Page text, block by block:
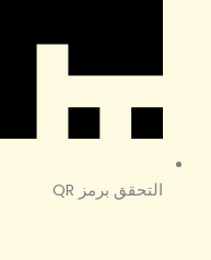
التحقق برمز QR